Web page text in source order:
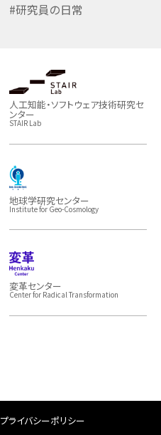
#研究員の日常
人工知能・ソフトウェア技術研究セ
ンター
STAIR Lab
地球学研究センター
Institute for Geo-Cosmology
変革センター
Center for Radical Transformation
プライバシーポリシー